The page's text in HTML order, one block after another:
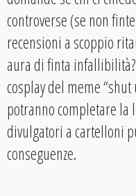
controverse (se non
recensioni a scoppio
aura di finta
cosplay del meme “shut
potranno completare la
divulgatori a cartelloni
conseguenze.